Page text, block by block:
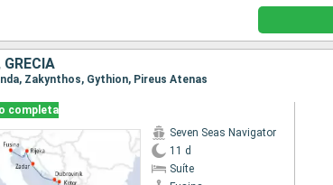
Zakynthos, Gythion, Pireus Atenas
completa
Seven Seas Navigator
11 d
Suíte